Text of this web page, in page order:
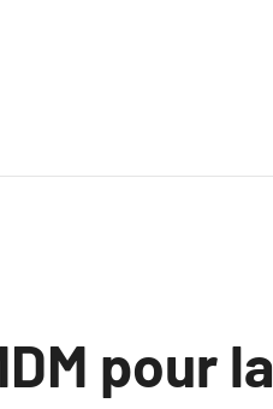
pour la